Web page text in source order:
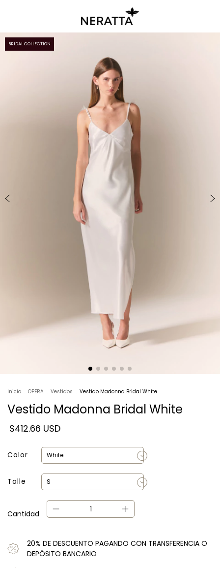
BRIDAL COLLECTION
Inicio . OPERA . Vestidos . Vestido Madonna Bridal White
Vestido Madonna Bridal White
$412.66 USD
Color
Talle
Cantidad
20% DE DESCUENTO PAGANDO CON TRANSFERENCIA O
DEPÓSITO BANCARIO